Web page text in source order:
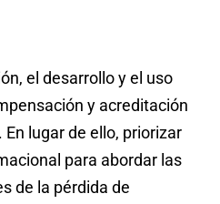
el desarrollo y el uso
y acreditación
lugar de ello, priorizar
para abordar las
de la pérdida de